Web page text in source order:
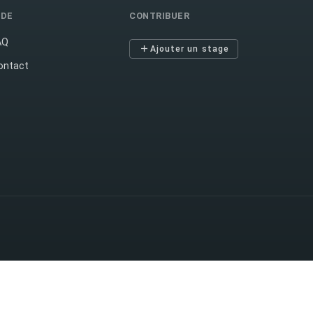
CONTRIBUER
Ajouter un stage